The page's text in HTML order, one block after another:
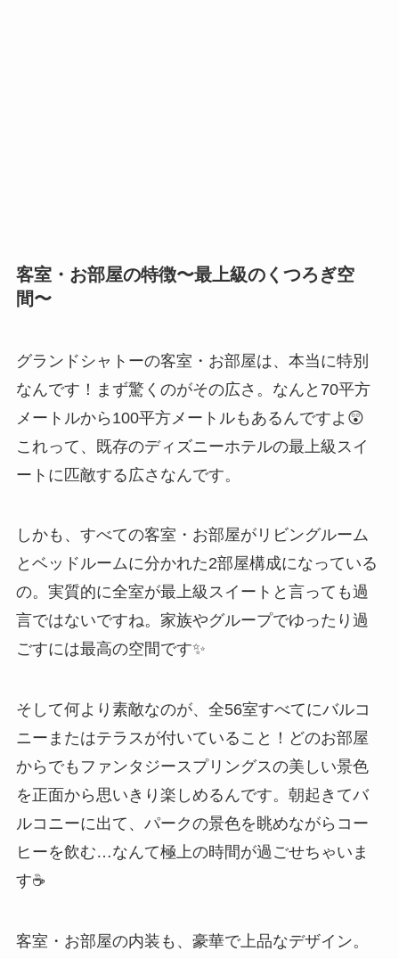
客室・お部屋の特徴〜最上級のくつろぎ空
間〜
グランドシャトーの客室・お部屋は、本当に特別
なんです！まず驚くのがその広さ。なんと70平方
メートルから100平方メートルもあるんですよ😲
これって、既存のディズニーホテルの最上級スイ
ートに匹敵する広さなんです。
しかも、すべての客室・お部屋がリビングルーム
とベッドルームに分かれた2部屋構成になっている
の。実質的に全室が最上級スイートと言っても過
言ではないですね。家族やグループでゆったり過
ごすには最高の空間です✨
そして何より素敵なのが、全56室すべてにバルコ
ニーまたはテラスが付いていること！どのお部屋
からでもファンタジースプリングスの美しい景色
を正面から思いきり楽しめるんです。朝起きてバ
ルコニーに出て、パークの景色を眺めながらコー
ヒーを飲む…なんて極上の時間が過ごせちゃいま
す☕
客室・お部屋の内装も、豪華で上品なデザイン。